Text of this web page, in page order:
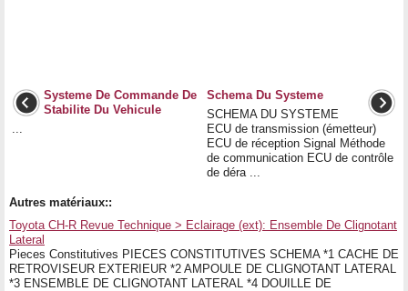
Systeme De Commande De
Stabilite Du Vehicule
Schema Du Systeme
SCHEMA DU SYSTEME
ECU de transmission (émetteur)
ECU de réception Signal Méthode
de communication ECU de contrôle
de déra ...
Autres matériaux::
Toyota CH-R Revue Technique > Eclairage (ext): Ensemble De Clignotant
Lateral
Pieces Constitutives PIECES CONSTITUTIVES SCHEMA *1 CACHE DE
RETROVISEUR EXTERIEUR *2 AMPOULE DE CLIGNOTANT LATERAL
*3 ENSEMBLE DE CLIGNOTANT LATERAL *4 DOUILLE DE